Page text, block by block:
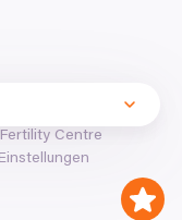
Centre